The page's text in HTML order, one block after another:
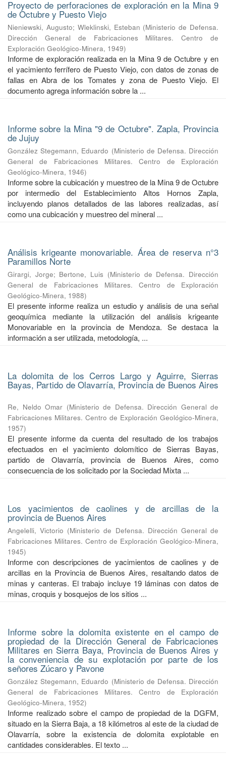
Proyecto de perforaciones de exploración en la Mina 9
de Octubre y Puesto Viejo
Nieniewski, Augusto; Wleklinski, Esteban (Ministerio de Defensa.
Dirección General de Fabricaciones Militares. Centro de
Exploración Geológico-Minera, 1949)
Informe de exploración realizada en la Mina 9 de Octubre y en
el yacimiento ferrífero de Puesto Viejo, con datos de zonas de
fallas en Abra de los Tomates y zona de Puesto Viejo. El
documento agrega información sobre la ...
Informe sobre la Mina "9 de Octubre". Zapla, Provincia
de Jujuy
González Stegemann, Eduardo (Ministerio de Defensa. Dirección
General de Fabricaciones Militares. Centro de Exploración
Geológico-Minera, 1946)
Informe sobre la cubicación y muestreo de la Mina 9 de Octubre
por intermedio del Establecimiento Altos Hornos Zapla,
incluyendo planos detallados de las labores realizadas, así
como una cubicación y muestreo del mineral ...
Análisis krigeante monovariable. Área de reserva n°3
Paramillos Norte
Girargi, Jorge; Bertone, Luis (Ministerio de Defensa. Dirección
General de Fabricaciones Militares. Centro de Exploración
Geológico-Minera, 1988)
El presente informe realiza un estudio y análisis de una señal
geoquímica mediante la utilización del análisis krigeante
Monovariable en la provincia de Mendoza. Se destaca la
información a ser utilizada, metodología, ...
La dolomita de los Cerros Largo y Aguirre, Sierras
Bayas, Partido de Olavarría, Provincia de Buenos Aires
Re, Neldo Omar (Ministerio de Defensa. Dirección General de
Fabricaciones Militares. Centro de Exploración Geológico-Minera,
1957)
El presente informe da cuenta del resultado de los trabajos
efectuados en el yacimiento dolomítico de Sierras Bayas,
partido de Olavarría, provincia de Buenos Aires, como
consecuencia de los solicitado por la Sociedad Mixta ...
Los yacimientos de caolines y de arcillas de la
provincia de Buenos Aires
Angelelli, Victorio (Ministerio de Defensa. Dirección General de
Fabricaciones Militares. Centro de Exploración Geológico-Minera,
1945)
Informe con descripciones de yacimientos de caolines y de
arcillas en la Provincia de Buenos Aires, resaltando datos de
minas y canteras. El trabajo incluye 19 láminas con datos de
minas, croquis y bosquejos de los sitios ...
Informe sobre la dolomita existente en el campo de
propiedad de la Dirección General de Fabricaciones
Militares en Sierra Baya, Provincia de Buenos Aires y
la conveniencia de su explotación por parte de los
señores Zúcaro y Pavone
González Stegemann, Eduardo (Ministerio de Defensa. Dirección
General de Fabricaciones Militares. Centro de Exploración
Geológico-Minera, 1952)
Informe realizado sobre el campo de propiedad de la DGFM,
situado en la Sierra Baja, a 18 kilómetros al este de la ciudad de
Olavarría, sobre la existencia de dolomita explotable en
cantidades considerables. El texto ...